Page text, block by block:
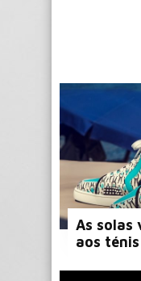
As solas
aos ténis